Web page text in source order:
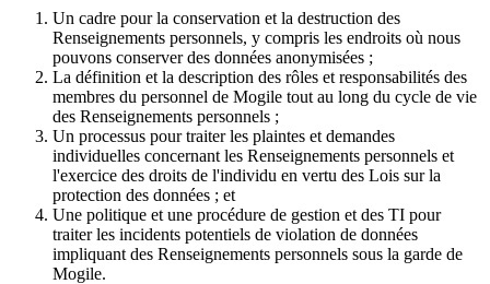
Un cadre pour la conservation et la destruction des
Renseignements personnels, y compris les endroits où nous
pouvons conserver des données anonymisées ;
La définition et la description des rôles et responsabilités des
membres du personnel de Mogile tout au long du cycle de vie
des Renseignements personnels ;
Un processus pour traiter les plaintes et demandes
individuelles concernant les Renseignements personnels et
l'exercice des droits de l'individu en vertu des Lois sur la
protection des données ; et
Une politique et une procédure de gestion et des TI pour
traiter les incidents potentiels de violation de données
impliquant des Renseignements personnels sous la garde de
Mogile.